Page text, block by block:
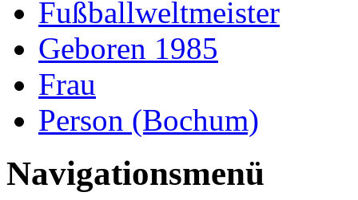
Fußballweltmeister
Geboren 1985
Frau
Person (Bochum)
Navigationsmenü